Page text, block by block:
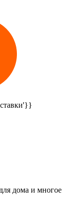
дома и многое